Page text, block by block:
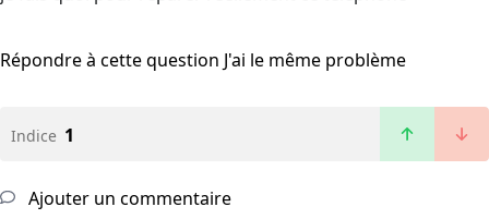
Répondre à cette question J'ai le même problème
Indice 1
Ajouter un commentaire